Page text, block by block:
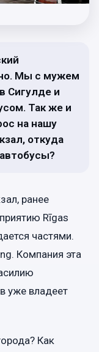
Мы с мужем
Сигулде и
Так же и
на нашу
откуда
ранее
Rīgas
частями.
Компания эта
уже владеет
Как